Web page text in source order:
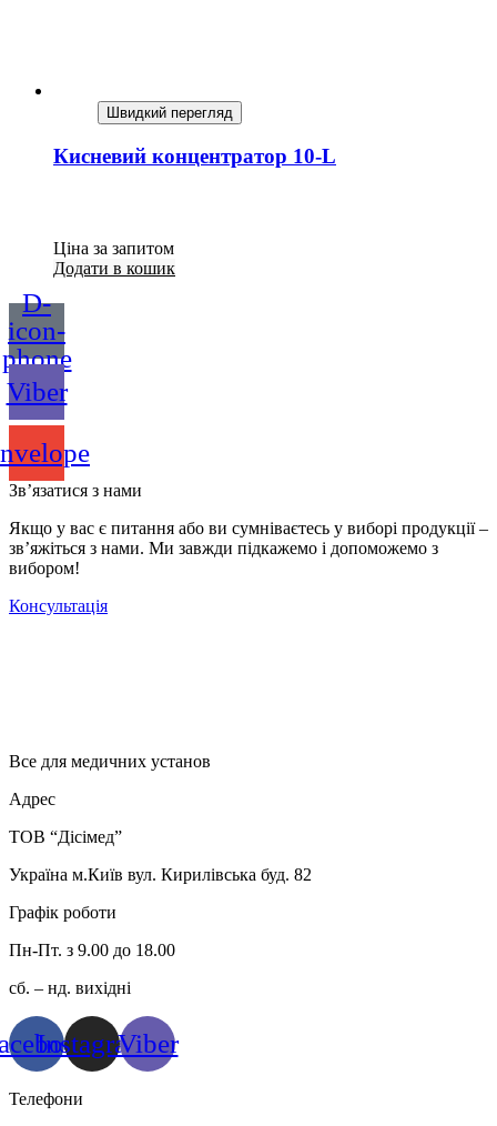
Швидкий перегляд
Кисневий концентратор 10-L
Ціна за запитом
Додати в кошик
D-
icon-
phone
Viber
Зв’язатися з нами
Якщо у вас є питання або ви сумніваєтесь у виборі продукції –
зв’яжіться з нами. Ми завжди підкажемо і допоможемо з
вибором!
Консультація
Все для медичних установ
Адрес
ТОВ “Дісімед”
Україна м.Київ вул. Кирилівська буд. 82
Графік роботи
Пн-Пт. з 9.00 до 18.00
сб. – нд. вихідні
InstagramViber
Телефони